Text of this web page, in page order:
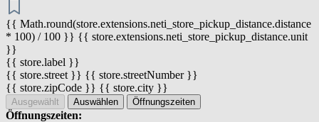
{{ Math.round(store.extensions.neti_store_pickup_distance.distance
* 100) / 100 }} {{ store.extensions.neti_store_pickup_distance.unit
}}
{{ store.label }}
{{ store.street }} {{ store.streetNumber }}
{{ store.zipCode }} {{ store.city }}
Ausgewählt Auswählen Öffnungszeiten
Öffnungszeiten: